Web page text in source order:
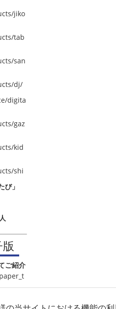
jiko
tab
san
dj/
digita
gaz
kid
shi
び」
ご紹介